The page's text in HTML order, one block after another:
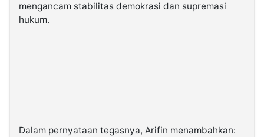
mengancam stabilitas demokrasi dan supremasi
hukum.
Dalam pernyataan tegasnya, Arifin menambahkan: